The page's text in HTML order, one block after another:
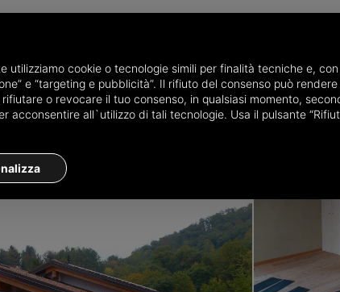
in provincia di Cuneo Ville in vendita a Peveragno Villa
utilizziamo cookie o tecnologie simili per finalità tecniche e,
e “targeting e pubblicità”. Il rifiuto del consenso può
o revocare il tuo consenso, in qualsiasi momento,
acconsentire all`utilizzo di tali tecnologie. Usa il pulsante